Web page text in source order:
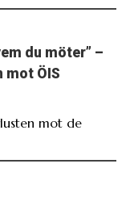
du möter” –
ÖIS
mot de